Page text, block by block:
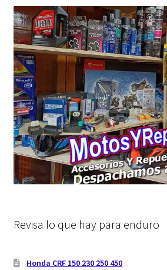
Revisa lo que hay para enduro
Honda CRF 150 230 250 450